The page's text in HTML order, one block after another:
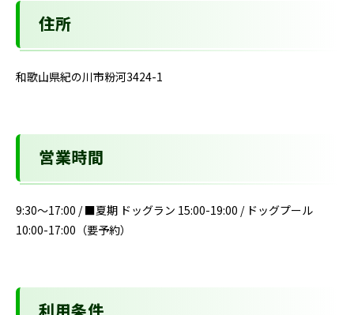
住所
和歌山県紀の川市粉河3424-1
営業時間
9:30～17:00 / ■夏期 ドッグラン 15:00-19:00 / ドッグプール
10:00-17:00（要予約）